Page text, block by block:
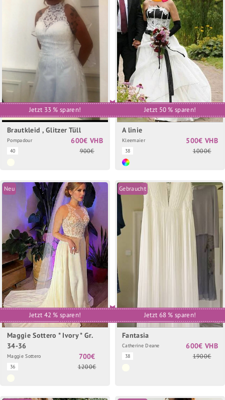
Jetzt 33 % sparen!
Brautkleid , Glitzer Tüll
Pompadour
40
600€ VHB
900€
Jetzt 50 % sparen!
A linie
Kleemaier
38
500€ VHB
1000€
Neu
Jetzt 42 % sparen!
Maggie Sottero * Ivory * Gr.
34-36
Maggie Sottero
36
700€
1200€
Gebraucht
Jetzt 68 % sparen!
Fantasia
Catherine Deane
38
600€ VHB
1900€